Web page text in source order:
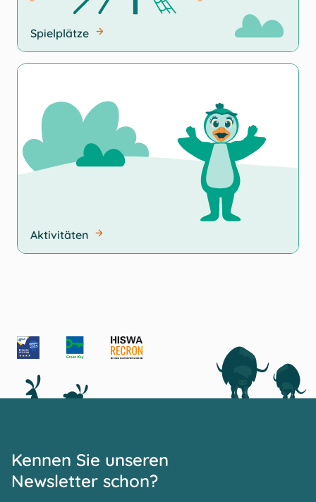
Spielplätze
Aktivitäten
Kennen Sie unseren
Newsletter schon?